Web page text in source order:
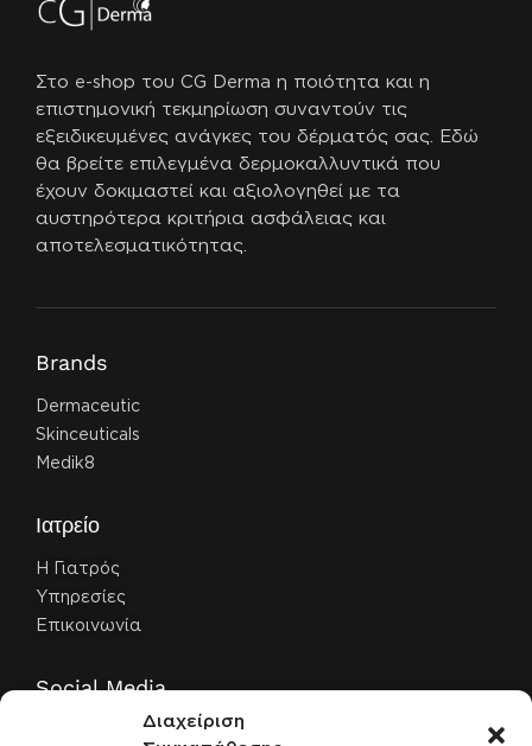
Διαχείριση
Στο e-shop του CG Derma η ποιότητα και η
επιστημονική τεκμηρίωση συναντούν τις
εξειδικευμένες ανάγκες του δέρματός σας. Εδώ
θα βρείτε επιλεγμένα δερμοκαλλυντικά που
έχουν δοκιμαστεί και αξιολογηθεί με τα
αυστηρότερα κριτήρια ασφάλειας και
αποτελεσματικότητας.
Brands
Dermaceutic
Skinceuticals
Medik8
Ιατρείο
Η Γιατρός
Υπηρεσίες
Επικοινωνία
Social Media